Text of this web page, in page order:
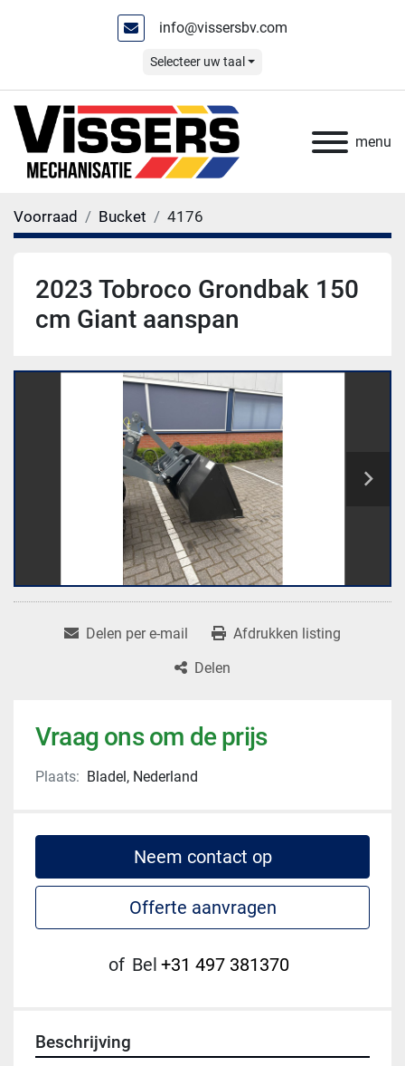
info@vissersbv.com
Selecteer uw taal
menu
Voorraad Bucket 4176
2023 Tobroco Grondbak 150
cm Giant aanspan
Delen per e-mail
Afdrukken listing
Delen
Vraag ons om de prijs
Plaats: Bladel, Nederland
Neem contact op
Offerte aanvragen
of Bel +31 497 381370
Beschrijving